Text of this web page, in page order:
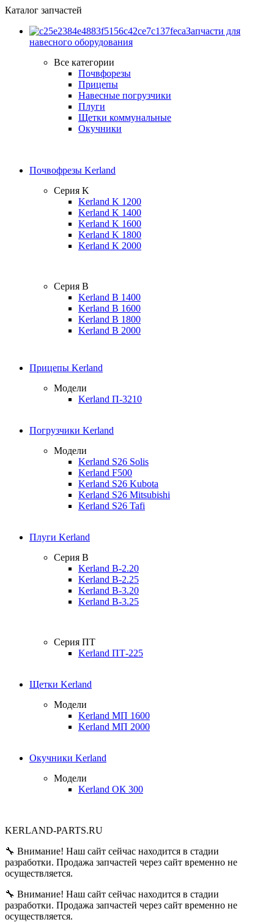
Каталог запчастей
Запчасти для
навесного оборудования
Все категории
Почвфорезы
Прицепы
Навесные погрузчики
Плуги
Щетки коммунальные
Окучники
Почвофрезы Kerland
Серия K
Kerland K 1200
Kerland K 1400
Kerland K 1600
Kerland K 1800
Kerland K 2000
Серия B
Kerland B 1400
Kerland B 1600
Kerland B 1800
Kerland B 2000
Прицепы Kerland
Модели
Kerland П-3210
Погрузчики Kerland
Модели
Kerland S26 Solis
Kerland F500
Kerland S26 Kubota
Kerland S26 Mitsubishi
Kerland S26 Tafi
Плуги Kerland
Серия B
Kerland B-2.20
Kerland B-2.25
Kerland B-3.20
Kerland B-3.25
Серия ПТ
Kerland ПТ-225
Щетки Kerland
Модели
Kerland МП 1600
Kerland МП 2000
Окучники Kerland
Модели
Kerland ОК 300
KERLAND-PARTS.RU
🔧 Внимание! Наш сайт сейчас находится в стадии
разработки. Продажа запчастей через сайт временно не
осуществляется.
🔧 Внимание! Наш сайт сейчас находится в стадии
разработки. Продажа запчастей через сайт временно не
осуществляется.